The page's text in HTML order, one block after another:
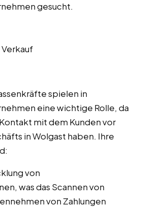
gesucht.
Verkauf
spielen in
eine wichtige Rolle, da
mit dem Kunden vor
in Wolgast haben. Ihre
von
was das Scannen von
von Zahlungen